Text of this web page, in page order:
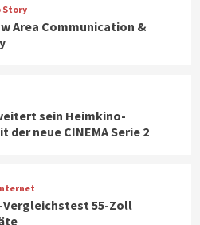
Story
Area Communication &
sein Heimkino-
neue CINEMA Serie 2
55-Zoll